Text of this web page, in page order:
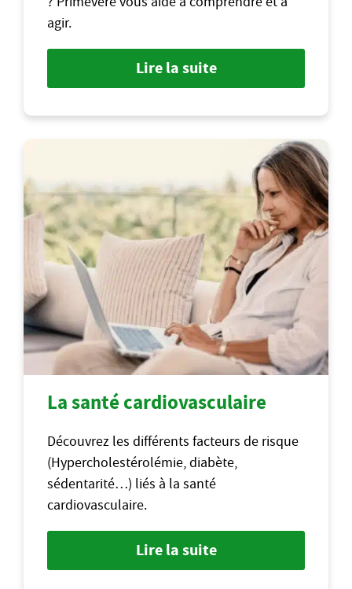
agir.
Lire la suite
La santé cardiovasculaire
Découvrez les différents facteurs de risque
(Hypercholestérolémie, diabète,
sédentarité…) liés à la santé
cardiovasculaire.
Lire la suite